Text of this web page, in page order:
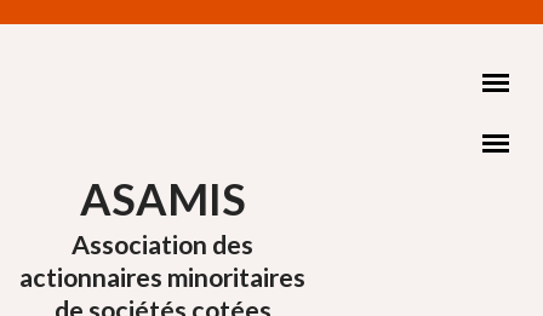
ASAMIS
Association des
actionnaires minoritaires